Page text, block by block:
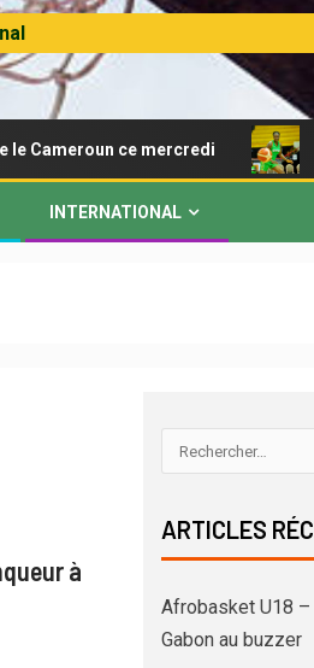
mercredi Afrobasket
INTERNATIONAL
à
ARTICLES
Afrobasket U18
Gabon au buzzer